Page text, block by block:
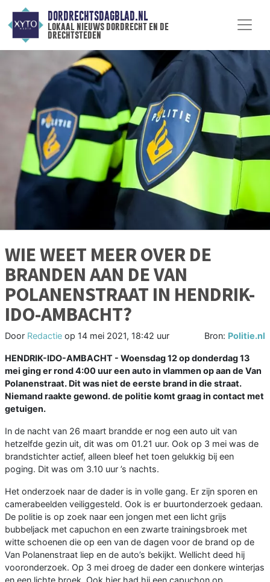
DORDRECHTSDAGBLAD.NL
lokaal nieuws dordrecht en de
drechtsteden
WIE WEET MEER OVER DE
BRANDEN AAN DE VAN
POLANENSTRAAT IN HENDRIK-
IDO-AMBACHT?
Door Redactie op 14 mei 2021, 18:42 uur Bron: Politie.nl
HENDRIK-IDO-AMBACHT - Woensdag 12 op donderdag 13
mei ging er rond 4:00 uur een auto in vlammen op aan de Van
Polanenstraat. Dit was niet de eerste brand in die straat.
Niemand raakte gewond. de politie komt graag in contact met
getuigen.
In de nacht van 26 maart brandde er nog een auto uit van
hetzelfde gezin uit, dit was om 01.21 uur. Ook op 3 mei was de
brandstichter actief, alleen bleef het toen gelukkig bij een
poging. Dit was om 3.10 uur ’s nachts.
Het onderzoek naar de dader is in volle gang. Er zijn sporen en
camerabeelden veiliggesteld. Ook is er buurtonderzoek gedaan.
De politie is op zoek naar een jongen met een licht grijs
bubbeljack met capuchon en een zwarte trainingsbroek met
witte schoenen die op een van de dagen voor de brand op de
Van Polanenstraat liep en de auto’s bekijkt. Wellicht deed hij
vooronderzoek. Op 3 mei droeg de dader een donkere winterjas
en een lichte broek. Ook hier had hij een capuchon op.